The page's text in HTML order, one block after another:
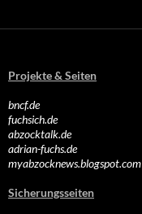
Projekte & Seiten
bncf.de
fuchsich.de
abzocktalk.de
adrian-fuchs.de
myabzocknews.blogspot.com
Sicherungsseiten